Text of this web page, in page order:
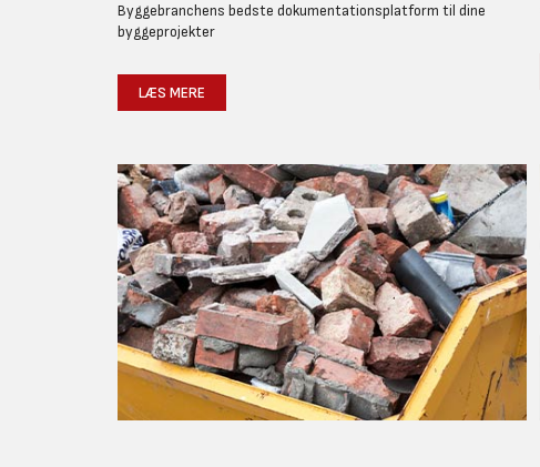
Byggebranchens bedste dokumentationsplatform til dine
byggeprojekter
LÆS MERE